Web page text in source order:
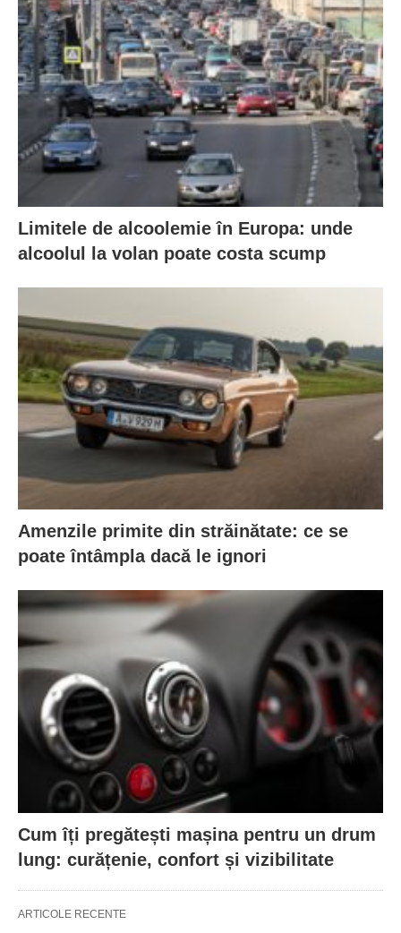
Limitele de alcoolemie în Europa: unde
alcoolul la volan poate costa scump
Amenzile primite din străinătate: ce se
poate întâmpla dacă le ignori
Cum îți pregătești mașina pentru un drum
lung: curățenie, confort și vizibilitate
ARTICOLE RECENTE